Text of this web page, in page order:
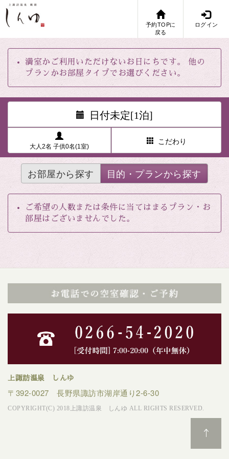
予約TOPに
戻る
ログイン
満室かご利用いただけないお日にちです。 他の
プランかお部屋タイプでお選びください。
日付未定[1泊]
大人2名 子供0名(1室)
こだわり
お部屋から探す 目的・プランから探す
ご希望の人数または条件に当てはまるプラン・お
部屋はございませんでした。
上諏訪温泉 しんゆ
〒392-0027 長野県諏訪市湖岸通り2-6-30
COPYRIGHT(C) 2018上諏訪温泉 しんゆ ALL RIGHTS RESERVED.